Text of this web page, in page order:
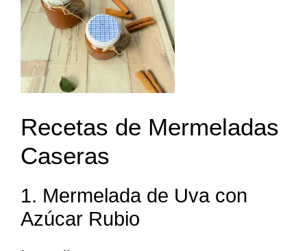
Recetas de Mermeladas
Caseras
1. Mermelada de Uva con
Azúcar Rubio